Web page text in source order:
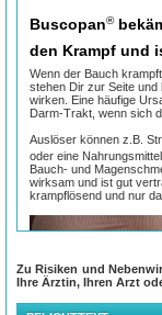
Buscopan®
den Krampf und
Wenn der Bauch
stehen Dir zur Seite und
wirken. Eine häufige
Darm-Trakt, wenn sich
Auslöser können z.B.
oder eine
Bauch- und
wirksam und ist gut
krampflösend und nur
Zu Risiken und
Ihre Ärztin, Ihren Arzt